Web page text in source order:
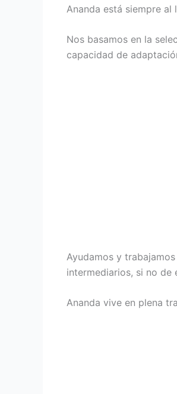
Ananda está siempre al
Nos basamos en la
capacidad de
Ayudamos y
intermediarios, si no de
Ananda vive en plena